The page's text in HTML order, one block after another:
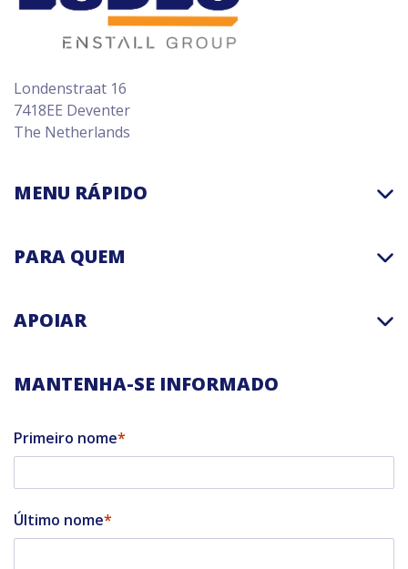
Londenstraat 16
7418EE Deventer
The Netherlands
MENU RÁPIDO
PARA QUEM
APOIAR
MANTENHA-SE INFORMADO
Primeiro nome
Último nome